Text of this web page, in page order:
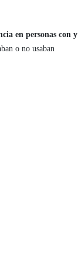
en personas con y
o no usaban